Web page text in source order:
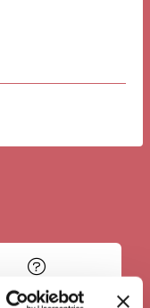
ALLMÄNT